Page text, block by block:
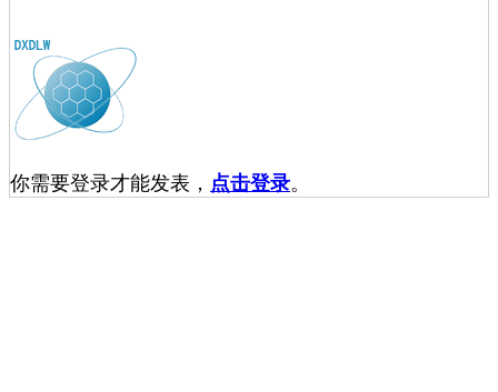
你需要登录才能发表， 点击登录。